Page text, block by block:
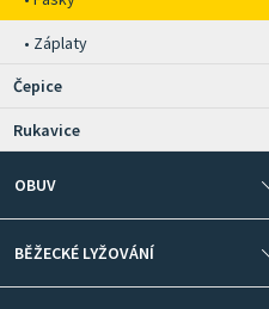
Záplaty
Čepice
Rukavice
OBUV
BĚŽECKÉ LYŽOVÁNÍ